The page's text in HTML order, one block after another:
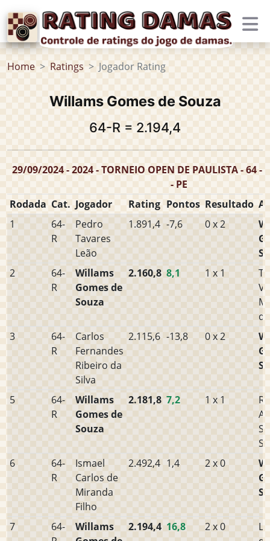
Home Ratings Jogador Rating
Willams Gomes de Souza
64-R = 2.194,4
29/09/2024 - 2024 - TORNEIO OPEN DE PAULISTA - 64
- PE
Rodada Cat. Jogador Rating Pontos Resultado
1
64-
R
Pedro
Tavares
Leão
1.891,4 -7,6 0 x 2
2
64-
R
Willams
Gomes de
Souza
2.160,8 8,1 1 x 1
3
64-
R
Carlos
Fernandes
Ribeiro da
Silva
2.115,6 -13,8 0 x 2
5
64-
R
Willams
Gomes de
Souza
2.181,8 7,2 1 x 1
6
64-
R
Ismael
Carlos de
Miranda
Filho
2.492,4 1,4 2 x 0
7
64-
Willams
2.194,4 16,8 2 x 0